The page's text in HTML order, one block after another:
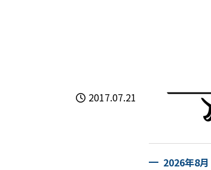
2017.07.21
2026年8月